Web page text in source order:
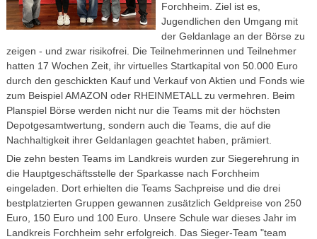
Forchheim. Ziel ist es,
Jugendlichen den Umgang mit
der Geldanlage an der Börse zu
zeigen - und zwar risikofrei. Die Teilnehmerinnen und Teilnehmer
hatten 17 Wochen Zeit, ihr virtuelles Startkapital von 50.000 Euro
durch den geschickten Kauf und Verkauf von Aktien und Fonds wie
zum Beispiel AMAZON oder RHEINMETALL zu vermehren. Beim
Planspiel Börse werden nicht nur die Teams mit der höchsten
Depotgesamtwertung, sondern auch die Teams, die auf die
Nachhaltigkeit ihrer Geldanlagen geachtet haben, prämiert.
Die zehn besten Teams im Landkreis wurden zur Siegerehrung in
die Hauptgeschäftsstelle der Sparkasse nach Forchheim
eingeladen. Dort erhielten die Teams Sachpreise und die drei
bestplatzierten Gruppen gewannen zusätzlich Geldpreise von 250
Euro, 150 Euro und 100 Euro. Unsere Schule war dieses Jahr im
Landkreis Forchheim sehr erfolgreich. Das Sieger-Team "team